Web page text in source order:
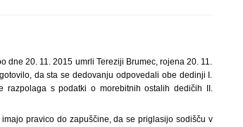
dne 20. 11. 2015 umrli Tereziji Brumec, rojena 20. 11.
da sta se dedovanju odpovedali obe dedinji I.
s podatki o morebitnih ostalih dedičih II.
pravico do zapuščine, da se priglasijo sodišču v